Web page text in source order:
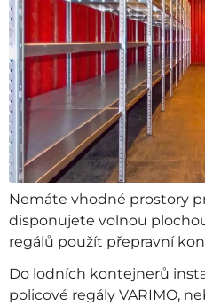
Nemáte vhodné prostory
disponujete volnou
regálů použít přepravní
Do lodních kontejnerů
policové regály VARIMO,